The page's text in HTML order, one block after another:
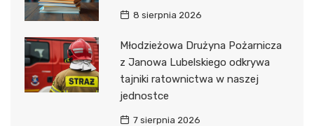
8 sierpnia 2026
Młodzieżowa Drużyna Pożarnicza
z Janowa Lubelskiego odkrywa
tajniki ratownictwa w naszej
jednostce
7 sierpnia 2026